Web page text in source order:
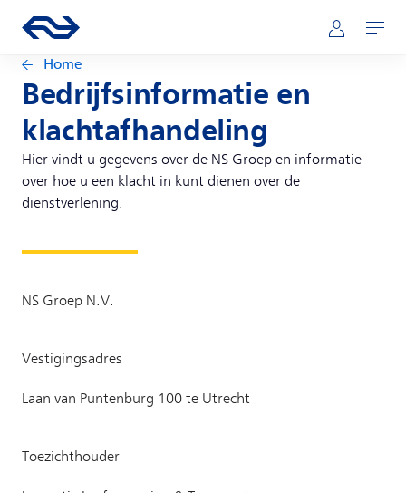
Hoofdnavigatie
Ga naar de homepage van ns.nl Mijn NS
Openen
Home
Bedrijfsinformatie en
klachtafhandeling
Hier vindt u gegevens over de NS Groep en informatie
over hoe u een klacht in kunt dienen over de
dienstverlening.